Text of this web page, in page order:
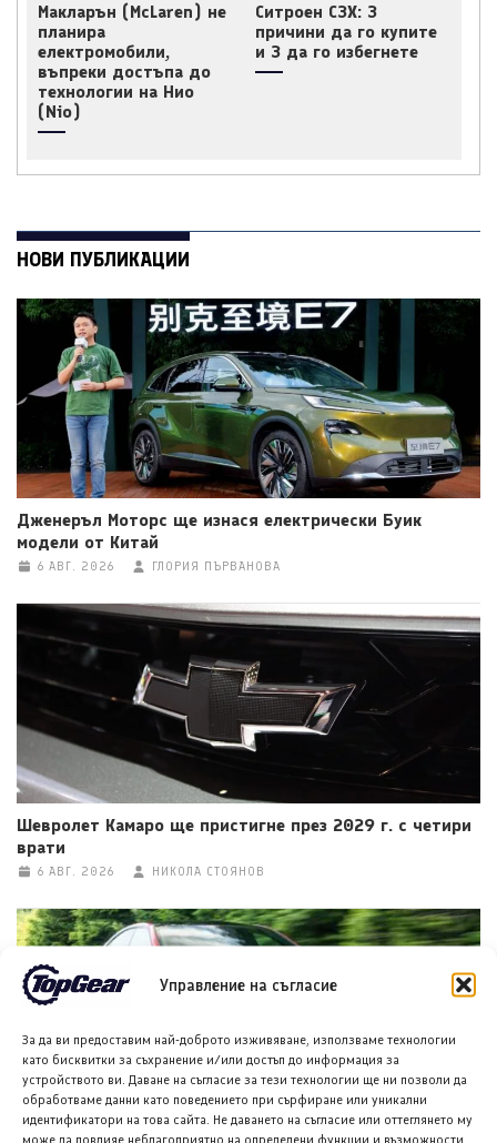
Управление на съгласие
За да ви предоставим най-доброто изживяване, използваме технологии
като бисквитки за съхранение и/или достъп до информация за
устройството ви. Даване на съгласие за тези технологии ще ни позволи да
обработваме данни като поведението при сърфиране или уникални
идентификатори на това сайта. Не даването на съгласие или оттеглянето му
може да повлияе неблагоприятно на определени функции и възможности.
Макларън (McLaren) не
планира
електромобили,
въпреки достъпа до
технологии на Нио
(Nio)
Ситроен C3X: 3
причини да го купите
и 3 да го избегнете
НОВИ ПУБЛИКАЦИИ
Дженеръл Моторс ще изнася електрически Буик
модели от Китай
6 АВГ. 2026 ГЛОРИЯ ПЪРВАНОВА
Шевролет Камаро ще пристигне през 2029 г. с четири
врати
6 АВГ. 2026 НИКОЛА СТОЯНОВ
Мазда 6e: Електрическият седан, който не е съвсем